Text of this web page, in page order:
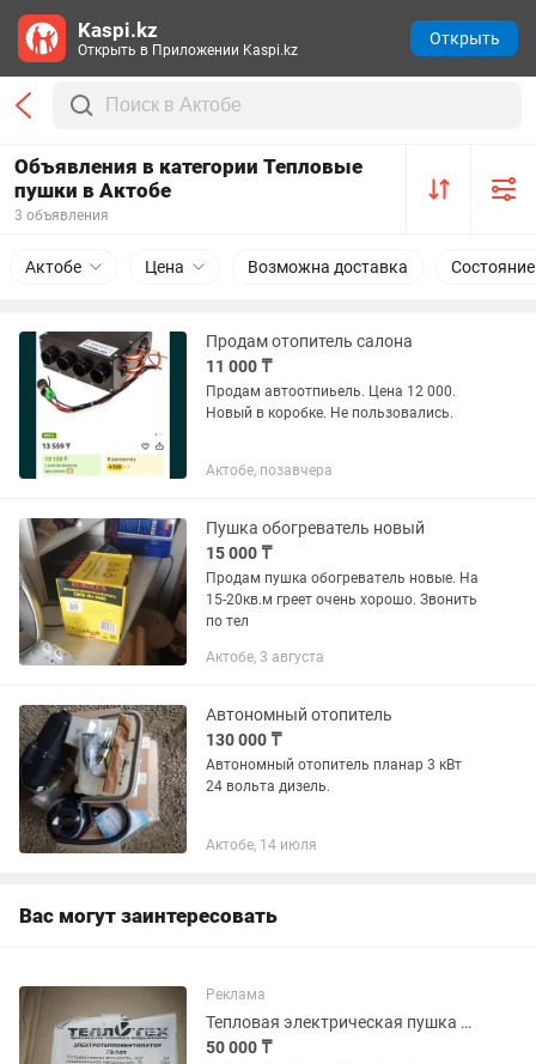
Объявления в категории Тепловые
пушки в Актобе
3 объявления
Актобе Цена Возможна доставка Состояние
Продам отопитель салона
11 000 ₸
Продам автоотпиьель. Цена 12 000.
Новый в коробке. Не пользовались.
Актобе, позавчера
Пушка обогреватель новый
15 000 ₸
Продам пушка обогреватель новые. На
15-20кв.м греет очень хорошо. Звонить
по тел
Актобе, 3 августа
Автономный отопитель
130 000 ₸
Автономный отопитель планар 3 кВт
24 вольта дизель.
Актобе, 14 июля
Вас могут заинтересовать
Реклама
Тепловая электрическая пушка Теплотех
50 000 ₸
Kaspi.kz
Открыть в Приложении Kaspi.kz
Открыть